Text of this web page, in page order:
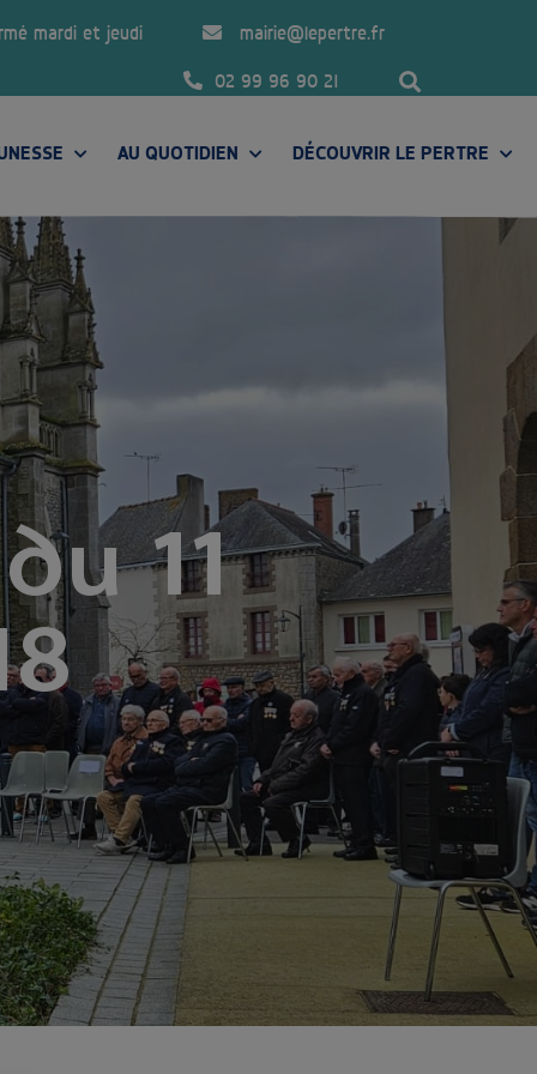
mardi et jeudi mairie@lepertre.fr
02 99 96 90 21
AU QUOTIDIEN DÉCOUVRIR LE PERTRE
11